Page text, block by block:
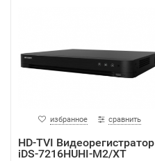
избранное сравнить
HD-TVI Видеорегистратор
iDS-7216HUHI-M2/XT